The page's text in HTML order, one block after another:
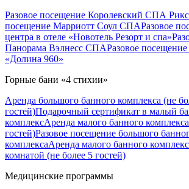
Разовое посещение Королевский СПА
посещение Марриотт Соул СПАРазовое
центра в отеле «Новотель Резорт и спа»
Панорама Вэлнесс СПАРазовое
«Долина 960»
Горные бани «4 стихии»
Аренда большого банного комплекса (не
гостей)Подарочный сертификат в малый
комплексАренда малого банного
гостей)Разовое посещение большого
комплексаАренда малого банного
комнатой (не более 5 гостей)
Медицинские программы